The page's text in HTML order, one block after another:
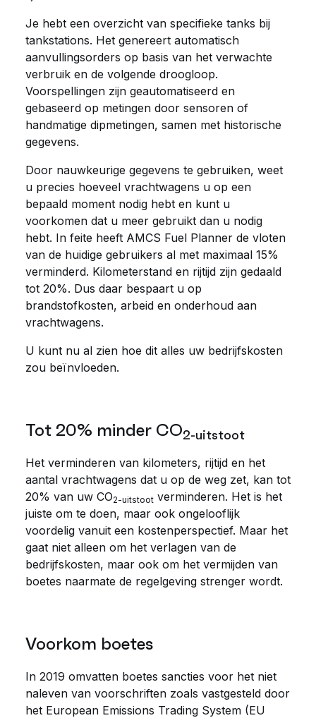
Je hebt een overzicht van specifieke tanks bij
tankstations. Het genereert automatisch
aanvullingsorders op basis van het verwachte
verbruik en de volgende droogloop.
Voorspellingen zijn geautomatiseerd en
gebaseerd op metingen door sensoren of
handmatige dipmetingen, samen met historische
gegevens.
Door nauwkeurige gegevens te gebruiken, weet
u precies hoeveel vrachtwagens u op een
bepaald moment nodig hebt en kunt u
voorkomen dat u meer gebruikt dan u nodig
hebt. In feite heeft AMCS Fuel Planner de vloten
van de huidige gebruikers al met maximaal 15%
verminderd. Kilometerstand en rijtijd zijn gedaald
tot 20%. Dus daar bespaart u op
brandstofkosten, arbeid en onderhoud aan
vrachtwagens.
U kunt nu al zien hoe dit alles uw bedrijfskosten
zou beïnvloeden.
Tot 20% minder CO2-uitstoot
Het verminderen van kilometers, rijtijd en het
aantal vrachtwagens dat u op de weg zet, kan tot
20% van uw CO2-uitstoot verminderen. Het is het
juiste om te doen, maar ook ongelooflijk
voordelig vanuit een kostenperspectief. Maar het
gaat niet alleen om het verlagen van de
bedrijfskosten, maar ook om het vermijden van
boetes naarmate de regelgeving strenger wordt.
Voorkom boetes
In 2019 omvatten boetes sancties voor het niet
naleven van voorschriften zoals vastgesteld door
het European Emissions Trading System (EU